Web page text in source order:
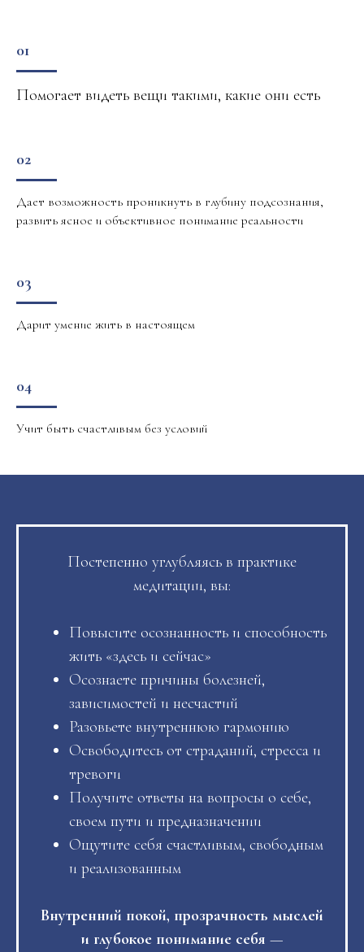
01
Помогает видеть вещи такими, какие они есть
02
Дает возможность проникнуть в глубину подсознания,
развить ясное и объективное понимание реальности
03
Дарит умение жить в настоящем
04
Учит быть счастливым без условий
Постепенно углубляясь в практике
медитации, вы:
Повысите осознанность и способность
жить «здесь и сейчас»
Осознаете причины болезней,
зависимостей и несчастий
Разовьете внутреннюю гармонию
Освободитесь от страданий, стресса и
тревоги
Получите ответы на вопросы о себе,
своем пути и предназначении
Ощутите себя счастливым, свободным
и реализованным
Внутренний покой, прозрачность мыслей
и глубокое понимание себя —